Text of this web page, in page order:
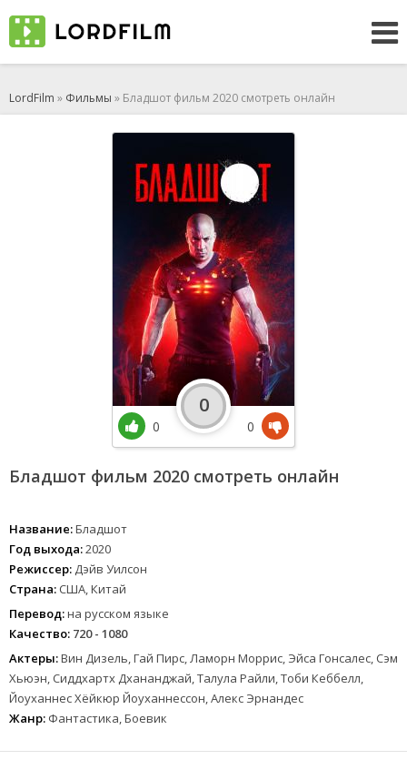
LordFilm » Фильмы » Бладшот фильм 2020 смотреть онлайн
Бладшот фильм 2020 смотреть онлайн
Название:Бладшот
Год выхода:2020
Режиссер: Дэйв Уилсон
Страна: США, Китай
Перевод:на русском языке
Качество: 720 - 1080
Актеры:Вин Дизель, Гай Пирс, Ламорн Моррис, Эйса Гонсалес, Сэм
Хьюэн, Сиддхартх Дхананджай, Талула Райли, Тоби Кеббелл,
Йоуханнес Хёйкюр Йоуханнессон, Алекс Эрнандес
Жанр: Фантастика, Боевик
0
0
0